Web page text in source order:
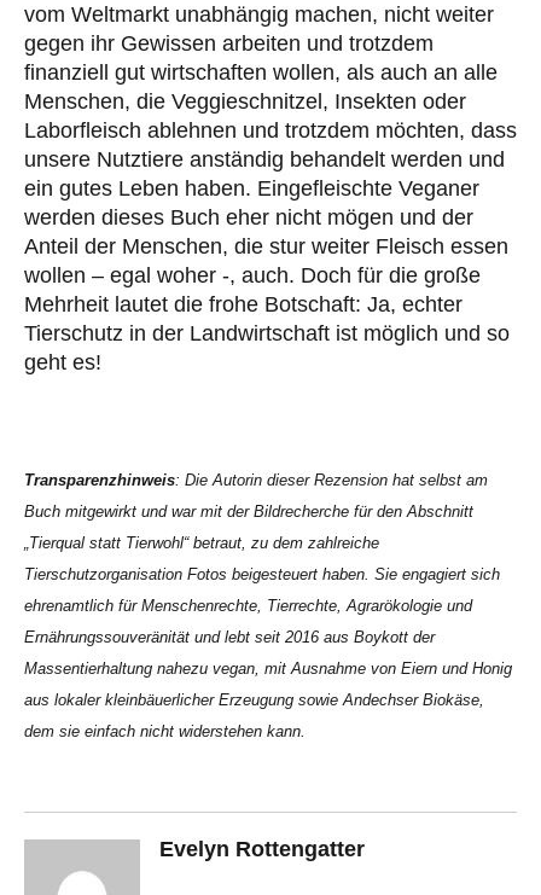
vom Weltmarkt unabhängig machen, nicht weiter
gegen ihr Gewissen arbeiten und trotzdem
finanziell gut wirtschaften wollen, als auch an alle
Menschen, die Veggieschnitzel, Insekten oder
Laborfleisch ablehnen und trotzdem möchten, dass
unsere Nutztiere anständig behandelt werden und
ein gutes Leben haben. Eingefleischte Veganer
werden dieses Buch eher nicht mögen und der
Anteil der Menschen, die stur weiter Fleisch essen
wollen – egal woher -, auch. Doch für die große
Mehrheit lautet die frohe Botschaft: Ja, echter
Tierschutz in der Landwirtschaft ist möglich und so
geht es!
Transparenzhinweis: Die Autorin dieser Rezension hat selbst am
Buch mitgewirkt und war mit der Bildrecherche für den Abschnitt
„Tierqual statt Tierwohl“ betraut, zu dem zahlreiche
Tierschutzorganisation Fotos beigesteuert haben. Sie engagiert sich
ehrenamtlich für Menschenrechte, Tierrechte, Agrarökologie und
Ernährungssouveränität und lebt seit 2016 aus Boykott der
Massentierhaltung nahezu vegan, mit Ausnahme von Eiern und Honig
aus lokaler kleinbäuerlicher Erzeugung sowie Andechser Biokäse,
dem sie einfach nicht widerstehen kann.
Evelyn Rottengatter